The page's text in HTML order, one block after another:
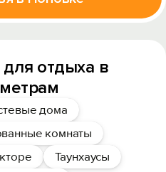
отдыха в
дома
комнаты
Таунхаусы